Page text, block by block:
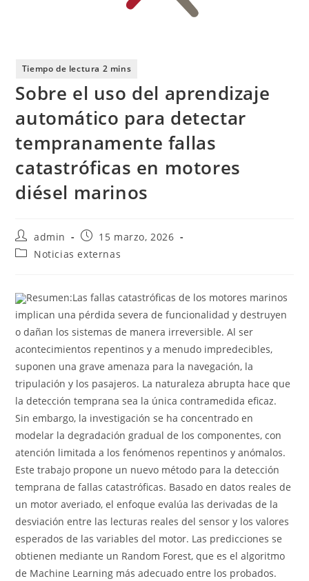
Sobre el uso del aprendizaje
automático para detectar
tempranamente fallas
catastróficas en motores
diésel marinos
admin
15 marzo, 2026
Noticias externas
Resumen:Las fallas catastróficas de los motores marinos
implican una pérdida severa de funcionalidad y destruyen
o dañan los sistemas de manera irreversible. Al ser
acontecimientos repentinos y a menudo impredecibles,
suponen una grave amenaza para la navegación, la
tripulación y los pasajeros. La naturaleza abrupta hace que
la detección temprana sea la única contramedida eficaz.
Sin embargo, la investigación se ha concentrado en
modelar la degradación gradual de los componentes, con
atención limitada a los fenómenos repentinos y anómalos.
Este trabajo propone un nuevo método para la detección
temprana de fallas catastróficas. Basado en datos reales de
un motor averiado, el enfoque evalúa las derivadas de la
desviación entre las lecturas reales del sensor y los valores
esperados de las variables del motor. Las predicciones se
obtienen mediante un Random Forest, que es el algoritmo
de Machine Learning más adecuado entre los probados.